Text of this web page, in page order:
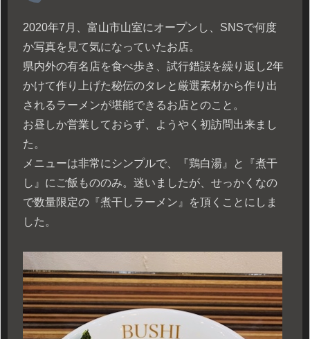
2020年7月、富山市山室にオープンし、SNSで何度
か写真を見て気になっていたお店。
県内外の有名店を食べ歩き、試行錯誤を繰り返し2年
かけて作り上げた秘伝のタレと厳選素材から作り出
されるラーメンが堪能できるお店とのこと。
お昼しか営業しておらず、ようやく初訪問出来まし
た。
メニューは非常にシンプルで、『鶏白湯』と『煮干
し』にご飯もののみ。迷いましたが、せっかくなの
で数量限定の『煮干しラーメン』を頂くことにしま
した。